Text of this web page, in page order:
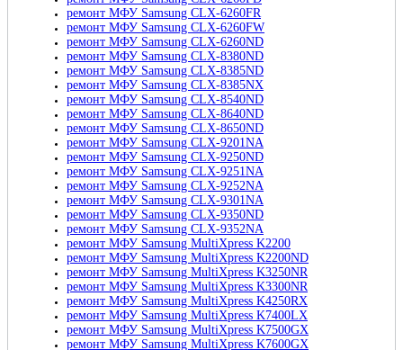
ремонт МФУ Samsung CLX-6260FR
ремонт МФУ Samsung CLX-6260FW
ремонт МФУ Samsung CLX-6260ND
ремонт МФУ Samsung CLX-8380ND
ремонт МФУ Samsung CLX-8385ND
ремонт МФУ Samsung CLX-8385NX
ремонт МФУ Samsung CLX-8540ND
ремонт МФУ Samsung CLX-8640ND
ремонт МФУ Samsung CLX-8650ND
ремонт МФУ Samsung CLX-9201NA
ремонт МФУ Samsung CLX-9250ND
ремонт МФУ Samsung CLX-9251NA
ремонт МФУ Samsung CLX-9252NA
ремонт МФУ Samsung CLX-9301NA
ремонт МФУ Samsung CLX-9350ND
ремонт МФУ Samsung CLX-9352NA
ремонт МФУ Samsung MultiXpress K2200
ремонт МФУ Samsung MultiXpress K2200ND
ремонт МФУ Samsung MultiXpress K3250NR
ремонт МФУ Samsung MultiXpress K3300NR
ремонт МФУ Samsung MultiXpress K4250RX
ремонт МФУ Samsung MultiXpress K7400LX
ремонт МФУ Samsung MultiXpress K7500GX
ремонт МФУ Samsung MultiXpress K7600GX